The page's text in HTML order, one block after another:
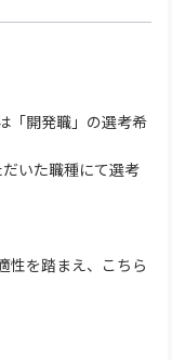
「開発職」の選考希
いた職種にて選考
性を踏まえ、こちら